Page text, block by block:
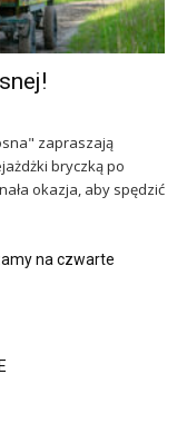
zapraszają
bryczką po
okazja, aby spędzić
na czwarte